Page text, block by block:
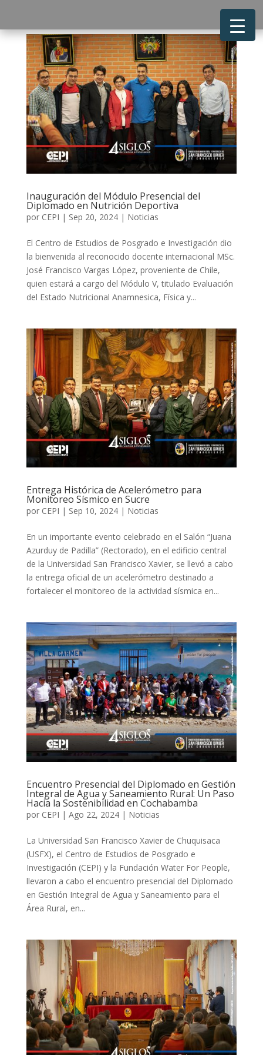
Inauguración del Módulo Presencial del
Diplomado en Nutrición Deportiva
por CEPI | Sep 20, 2024| Noticias
El Centro de Estudios de Posgrado e Investigación dio
la bienvenida al reconocido docente internacional MSc.
José Francisco Vargas López, proveniente de Chile,
quien estará a cargo del Módulo V, titulado Evaluación
del Estado Nutricional Anamnesica, Física y...
Entrega Histórica de Acelerómetro para
Monitoreo Sísmico en Sucre
por CEPI | Sep 10, 2024| Noticias
En un importante evento celebrado en el Salón “Juana
Azurduy de Padilla” (Rectorado), en el edificio central
de la Universidad San Francisco Xavier, se llevó a cabo
la entrega oficial de un acelerómetro destinado a
fortalecer el monitoreo de la actividad sísmica en...
Encuentro Presencial del Diplomado en Gestión
Integral de Agua y Saneamiento Rural: Un Paso
Hacia la Sostenibilidad en Cochabamba
por CEPI | Ago 22, 2024| Noticias
La Universidad San Francisco Xavier de Chuquisaca
(USFX), el Centro de Estudios de Posgrado e
Investigación (CEPI) y la Fundación Water For People,
llevaron a cabo el encuentro presencial del Diplomado
en Gestión Integral de Agua y Saneamiento para el
Área Rural, en...